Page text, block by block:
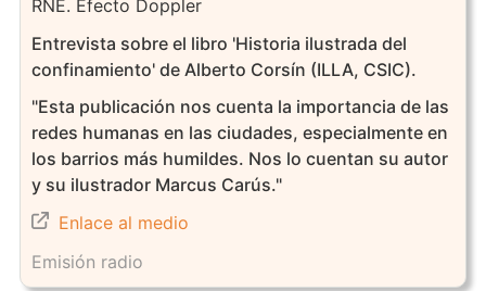
RNE. Efecto Doppler
Entrevista sobre el libro 'Historia ilustrada del
confinamiento' de Alberto Corsín (ILLA, CSIC).
"Esta publicación nos cuenta la importancia de las
redes humanas en las ciudades, especialmente en
los barrios más humildes. Nos lo cuentan su autor
y su ilustrador Marcus Carús."
Enlace al medio
Emisión radio